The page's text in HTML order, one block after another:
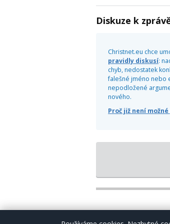
Diskuze k
Christnet.eu chce
pravidly diskusí:
chyb, nedostatek
falešné jméno nebo
nepodložené
nového.
Proč již není